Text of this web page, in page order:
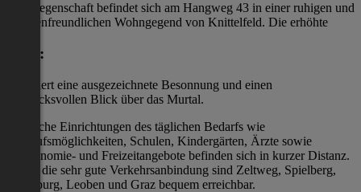
Die Liegenschaft befindet sich am Hangweg 43 in einer ruhigen und
familienfreundlichen Wohngegend von Knittelfeld. Die erhöhte
Lage:
garantiert eine ausgezeichnete Besonnung und einen
eindrucksvollen Blick über das Murtal.
Sämtliche Einrichtungen des täglichen Bedarfs wie
Einkaufsmöglichkeiten, Schulen, Kindergärten, Ärzte sowie
Gastronomie- und Freizeitangebote befinden sich in kurzer Distanz.
Durch die sehr gute Verkehrsanbindung sind Zeltweg, Spielberg,
Judenburg, Leoben und Graz bequem erreichbar.